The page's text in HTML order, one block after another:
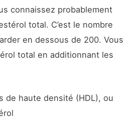
connaissez probablement
total. C’est le nombre
en dessous de 200. Vous
total en additionnant les
de haute densité (HDL), ou